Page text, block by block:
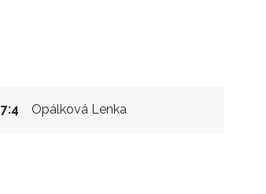
Opálková Lenka
7:4